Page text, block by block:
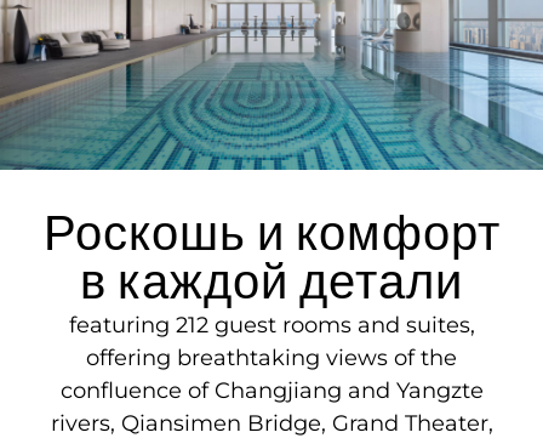
Роскошь и комфорт
в каждой детали
featuring 212 guest rooms and suites,
offering breathtaking views of the
confluence of Changjiang and Yangzte
rivers, Qiansimen Bridge, Grand Theater,